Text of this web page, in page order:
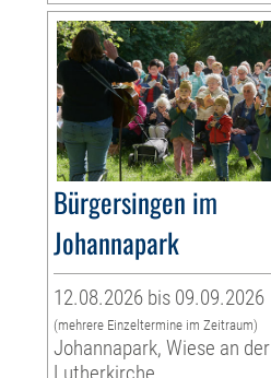
Bürgersingen im
Johannapark
12.08.2026 bis 09.09.2026
(mehrere Einzeltermine im Zeitraum)
Johannapark, Wiese an der